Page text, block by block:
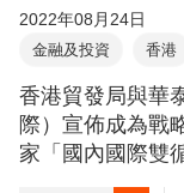
2022年08月24日
金融及投資 香港
香港貿發局與華
際）宣佈成為戰
家「國內國際雙